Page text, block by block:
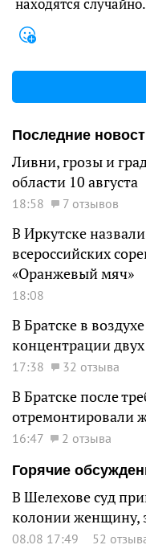
находятся
Последние
Ливни, грозы и
области 10 августа
18:58 7 отзывов
В Иркутске
всероссийских
«Оранжевый мяч»
18:08
В Братске в
концентрации
17:38 32 отзыва
В Братске после
отремонтировали
16:47
2 отзыва
Горячие
В Шелехове суд
колонии женщину,
08.08 17:49 52